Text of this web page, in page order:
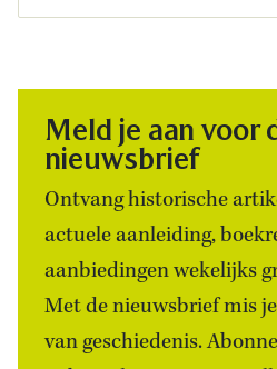
Meld je aan voor
nieuwsbrief
Ontvang historische
actuele aanleiding,
aanbiedingen wekelijks
Met de nieuwsbrief mis
van geschiedenis.